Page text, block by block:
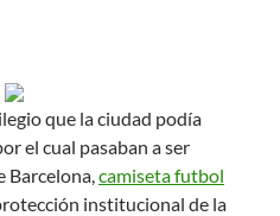
que la ciudad podía
el cual pasaban a ser
Barcelona,camiseta futbol
institucional de la